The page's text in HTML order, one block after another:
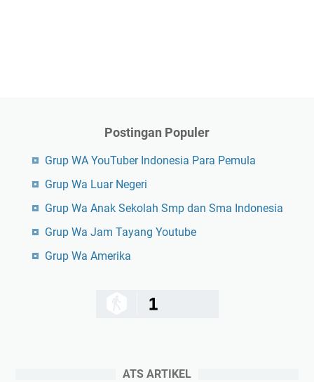
Postingan Populer
Grup WA YouTuber Indonesia Para Pemula
Grup Wa Luar Negeri
Grup Wa Anak Sekolah Smp dan Sma Indonesia
Grup Wa Jam Tayang Youtube
Grup Wa Amerika
1
ATS ARTIKEL